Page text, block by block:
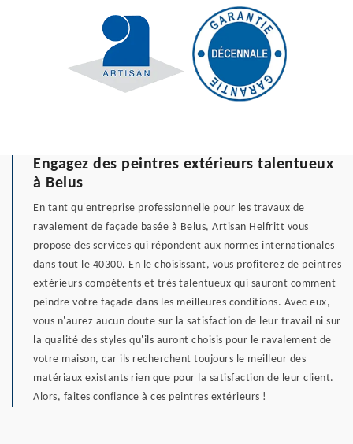
Engagez des peintres extérieurs talentueux
à Belus
En tant qu'entreprise professionnelle pour les travaux de
ravalement de façade basée à Belus, Artisan Helfritt vous
propose des services qui répondent aux normes internationales
dans tout le 40300. En le choisissant, vous profiterez de peintres
extérieurs compétents et très talentueux qui sauront comment
peindre votre façade dans les meilleures conditions. Avec eux,
vous n'aurez aucun doute sur la satisfaction de leur travail ni sur
la qualité des styles qu'ils auront choisis pour le ravalement de
votre maison, car ils recherchent toujours le meilleur des
matériaux existants rien que pour la satisfaction de leur client.
Alors, faites confiance à ces peintres extérieurs !